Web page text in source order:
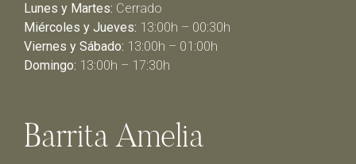
Lunes y Martes: Cerrado
Miércoles y Jueves: 13:00h – 00:30h
Viernes y Sábado: 13:00h – 01:00h
Domingo: 13:00h – 17:30h
Barrita Amelia